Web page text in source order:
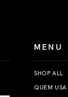
MENU
SHOP ALL
QUEM USA